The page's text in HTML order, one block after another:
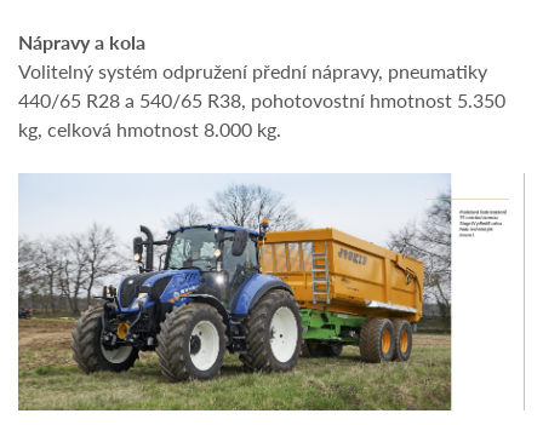
Nápravy a kola
Volitelný systém odpružení přední nápravy, pneumatiky
440/65 R28 a 540/65 R38, pohotovostní hmotnost 5.350
kg, celková hmotnost 8.000 kg.